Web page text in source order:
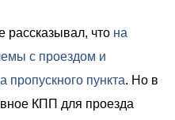
рассказывал, что на
с проездом и
пункта. Но в
КПП для проезда